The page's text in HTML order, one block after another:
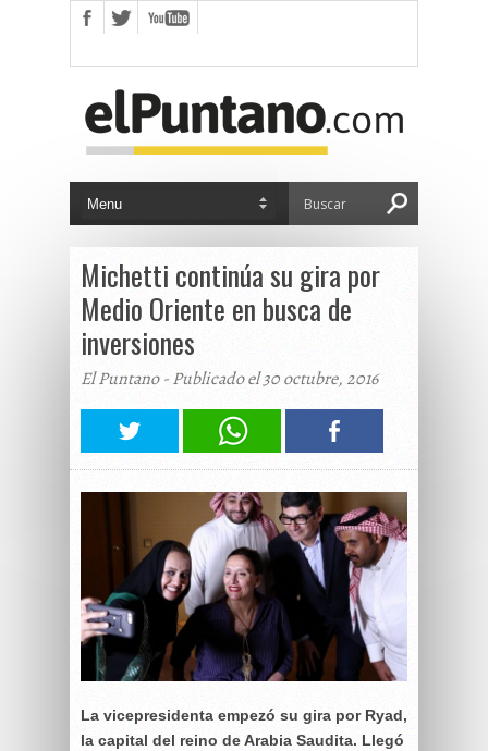
Michetti continúa su gira por
Medio Oriente en busca de
inversiones
El Puntano - Publicado el 30 octubre, 2016
La vicepresidenta empezó su gira por Ryad,
la capital del reino de Arabia Saudita. Llegó